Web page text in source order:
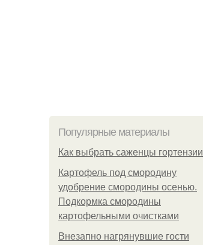
Популярные материалы
Как выбрать саженцы гортензии
Картофель под смородину
удобрение смородины осенью.
Подкормка смородины
картофельными очистками
Внезапно нагрянувшие гости